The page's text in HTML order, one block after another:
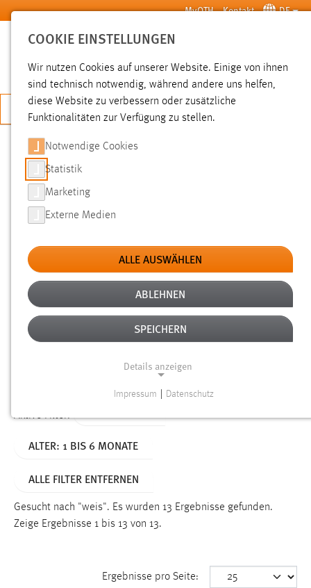
Zum Hauptinhalt springen MyOTH Kontakt DE
SUCHE
JETZT BEWERBEN
SUCHE
FILTER
Typ
Erstellungsdatum
Alter
Aktive Filter:
ALTER: 1 BIS 6 MONATE
ALLE FILTER ENTFERNEN
Gesucht nach "weis". Es wurden 13 Ergebnisse gefunden.
Zeige Ergebnisse 1 bis 13 von 13.
Ergebnisse pro Seite:
COOKIE EINSTELLUNGEN
Wir nutzen Cookies auf unserer Website. Einige von ihnen
sind technisch notwendig, während andere uns helfen,
diese Website zu verbessern oder zusätzliche
Funktionalitäten zur Verfügung zu stellen.
Notwendige Cookies
Statistik
Marketing
Externe Medien
ALLE AUSWÄHLEN
ABLEHNEN
SPEICHERN
Details anzeigen
Funktionen und sind für die einwandfreie Funktion der
Name:
Dieser Cookie speichert die ausgewählten Einverständnis-
Impressum Datenschutz